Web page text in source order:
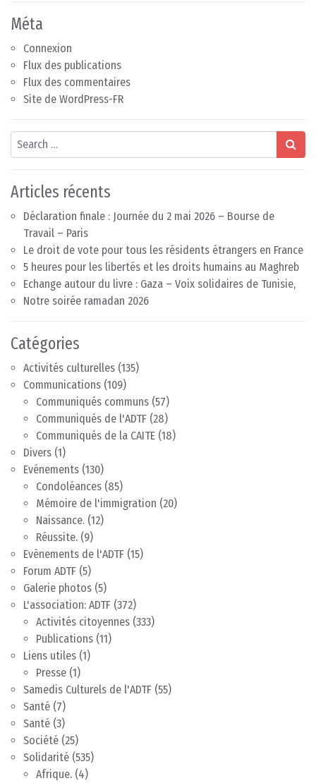
Méta
Connexion
Flux des publications
Flux des commentaires
Site de WordPress-FR
Search
Articles récents
Déclaration finale : Journée du 2 mai 2026 – Bourse de
Travail – Paris
Le droit de vote pour tous les résidents étrangers en France
5 heures pour les libertés et les droits humains au Maghreb
Echange autour du livre : Gaza – Voix solidaires de Tunisie,
Notre soirée ramadan 2026
Catégories
Activités culturelles (135)
Communications (109)
Communiqués communs (57)
Communiqués de l'ADTF (28)
Communiqués de la CAITE (18)
Divers (1)
Evénements (130)
Condoléances (85)
Mémoire de l'immigration (20)
Naissance. (12)
Réussite. (9)
Evènements de l'ADTF (15)
Forum ADTF (5)
Galerie photos (5)
L'association: ADTF (372)
Activités citoyennes (333)
Publications (11)
Liens utiles (1)
Presse (1)
Samedis Culturels de l'ADTF (55)
Santé (7)
Santé (3)
Société (25)
Solidarité (535)
Afrique. (4)